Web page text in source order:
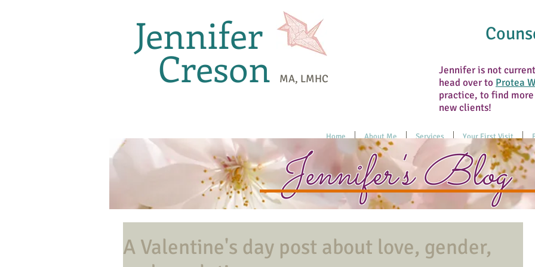
Jennifer
Creson MA, LMHC
Home About Me Services Your First Visit
Jennifer is not
head over to Protea
practice, to find
new clients!
A Valentine's day post about love, gender,
Jennifer's Blog